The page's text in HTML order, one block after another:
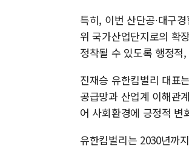
특히, 이번 산단공∙대구
위 국가산업단지로의 확
정착될 수 있도록 행정
진재승 유한킴벌리 대표
공급망과 산업계 이해관
어 사회환경에 긍정적
유한킴벌리는 2030년까